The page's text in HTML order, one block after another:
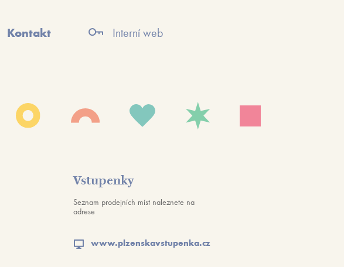
Kontakt Interní web
Vstupenky
Seznam prodejních míst naleznete na
adrese
www.plzenskavstupenka.cz